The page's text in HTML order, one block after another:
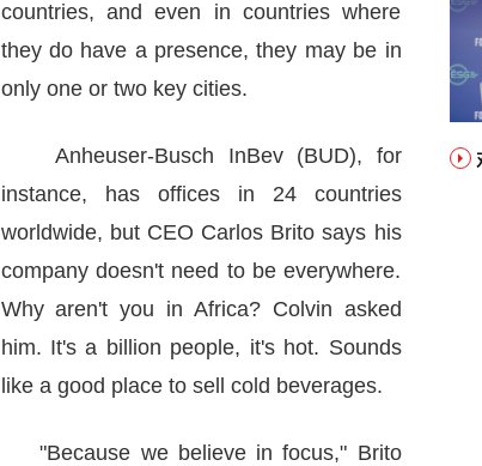
countries, and even in countries where
they do have a presence, they may be in
only one or two key cities.
Anheuser-Busch InBev (BUD), for
instance, has offices in 24 countries
worldwide, but CEO Carlos Brito says his
company doesn't need to be everywhere.
Why aren't you in Africa? Colvin asked
him. It's a billion people, it's hot. Sounds
like a good place to sell cold beverages.
"Because we believe in focus," Brito